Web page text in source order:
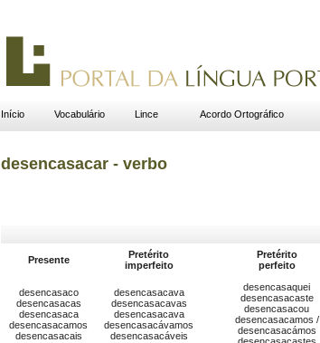
Início Vocabulário Lince Acordo Ortográfico
desencasacar - verbo
Presente
Pretérito
imperfeito
Pretérito
perfeito
desencasaco
desencasacas
desencasaca
desencasacamos
desencasacais
desencasacava
desencasacavas
desencasacava
desencasacávamos
desencasacáveis
desencasaquei
desencasacaste
desencasacou
desencasacamos /
desencasacámos